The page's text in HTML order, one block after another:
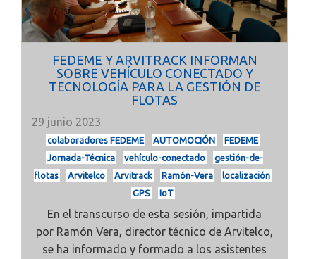
FEDEME Y ARVITRACK INFORMAN
SOBRE VEHÍCULO CONECTADO Y
TECNOLOGÍA PARA LA GESTIÓN DE
FLOTAS
29 junio 2023
colaboradores FEDEME AUTOMOCIÓN
FEDEME
Jornada-Técnica
vehículo-conectado
gestión-de-
flotas
Arvitelco Arvitrack Ramón-Vera
localización
GPS
IoT
En el transcurso de esta sesión, impartida
por Ramón Vera, director técnico de Arvitelco,
se ha informado y formado a los asistentes